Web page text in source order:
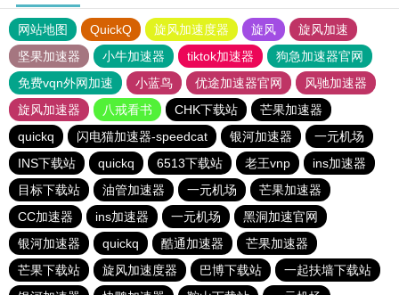
网站地图 QuickQ 旋风加速度器 旋风
旋风加速
坚果加速器
小牛加速器 tiktok加速器
狗急加速器官网
免费vqn外网加速
小蓝鸟 优途加速器官网
风驰加速器
旋风加速器
八戒看书 CHK下载站
芒果加速器
quickq
闪电猫加速器-speedcat 银河加速器
一元机场
INS下载站
quickq 6513下载站 老王vnp
ins加速器
目标下载站
油管加速器 一元机场
芒果加速器
CC加速器
ins加速器 一元机场
黑洞加速官网
银河加速器
quickq 酷通加速器
芒果加速器
芒果下载站
旋风加速度器 巴博下载站
一起扶墙下载站